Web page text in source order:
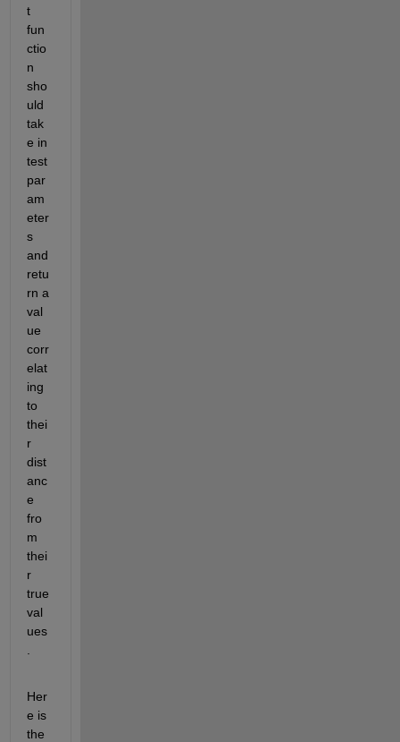
t
fun
ctio
n
sho
uld
tak
e in
test
par
am
eter
s
and
retu
rn a
val
ue
corr
elat
ing
to
thei
r
dist
anc
e
fro
m
thei
r
true
val
ues
Her
e is
the